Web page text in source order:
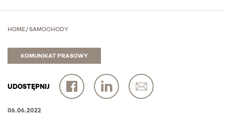
HOME/SAMOCHODY
KOMUNIKAT PRASOWY
UDOSTĘPNIJ
06.06.2022